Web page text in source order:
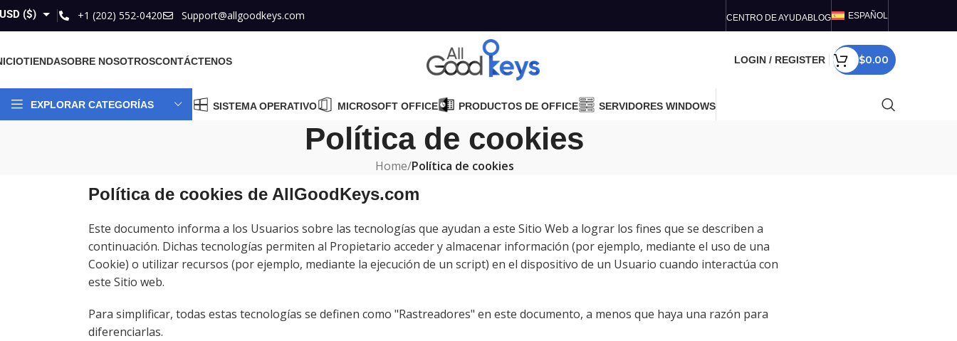
USD ($)
EUR (€)
CAD ($)
+1 (202) 552-0420 Support@allgoodkeys.com CENTRO DE AYUDABLOG ESPAÑOL
TIENDASOBRE NOSOTROSCONTÁCTENOS LOGIN / REGISTER $0.00
EXPLORAR CATEGORÍAS SISTEMA OPERATIVO MICROSOFT OFFICE PRODUCTOS DE OFFICE SERVIDORES WINDOWS
Política de cookies
Home/Política de cookies
Política de cookies de AllGoodKeys.com
Este documento informa a los Usuarios sobre las tecnologías que ayudan a este Sitio Web a lograr los fines que se describen a
continuación. Dichas tecnologías permiten al Propietario acceder y almacenar información (por ejemplo, mediante el uso de una
Cookie) o utilizar recursos (por ejemplo, mediante la ejecución de un script) en el dispositivo de un Usuario cuando interactúa con
este Sitio web.
Para simplificar, todas estas tecnologías se definen como "Rastreadores" en este documento, a menos que haya una razón para
diferenciarlas.